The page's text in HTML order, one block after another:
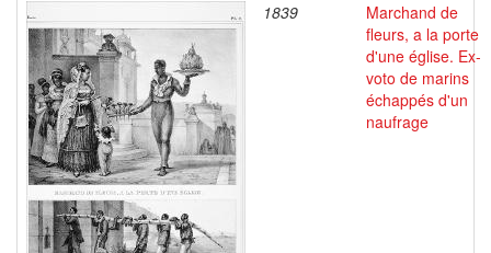
1839
Marchand de
fleurs, a la porte
d'une église. Ex-
voto de marins
échappés d'un
naufrage